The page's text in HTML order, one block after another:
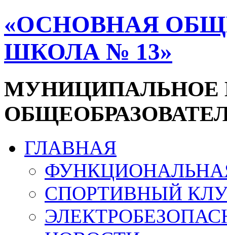
«ОСНОВНАЯ
ШКОЛА № 13»
ГЛАВНАЯ
СПОРТИВНЫЙ